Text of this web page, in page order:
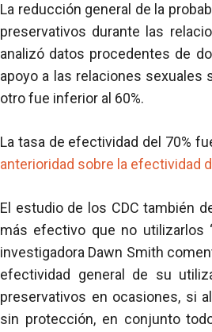
La reducción general de la
preservativos durante las
analizó datos procedentes de
apoyo a las relaciones sexuales
otro fue inferior al 60%.
La tasa de efectividad del 70%
anterioridad sobre la efectividad
El estudio de los CDC también
más efectivo que no utilizarlos
investigadora Dawn Smith
efectividad general de su
preservativos en ocasiones, si
sin protección, en conjunto